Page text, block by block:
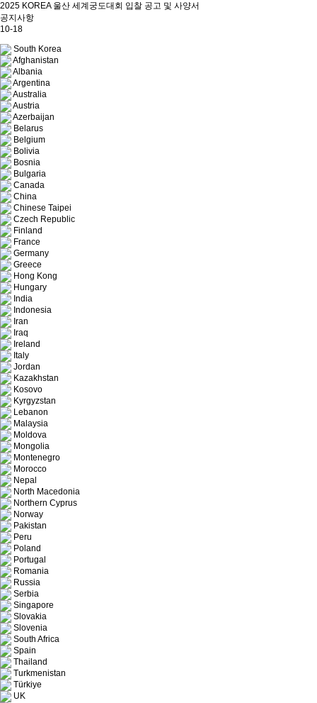
2025 KOREA 울산 세계궁도대회 입찰 공고 및 사양서
공지사항
10-18
South Korea
Afghanistan
Albania
Argentina
Australia
Austria
Azerbaijan
Belarus
Belgium
Bolivia
Bosnia
Bulgaria
Canada
China
Chinese Taipei
Czech Republic
Finland
France
Germany
Greece
Hong Kong
Hungary
India
Indonesia
Iran
Iraq
Ireland
Italy
Jordan
Kazakhstan
Kosovo
Kyrgyzstan
Lebanon
Malaysia
Moldova
Mongolia
Montenegro
Morocco
Nepal
North Macedonia
Northern Cyprus
Norway
Pakistan
Peru
Poland
Portugal
Romania
Russia
Serbia
Singapore
Slovakia
Slovenia
South Africa
Spain
Thailand
Turkmenistan
Türkiye
UK